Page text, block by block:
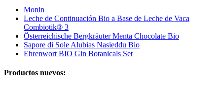
Monin
Leche de Continuación Bio a Base de Leche de Vaca
Combiotik® 3
Österreichische Bergkräuter Menta Chocolate Bio
Sapore di Sole Alubias Nasieddu Bio
Ehrenwort BIO Gin Botanicals Set
Productos nuevos: